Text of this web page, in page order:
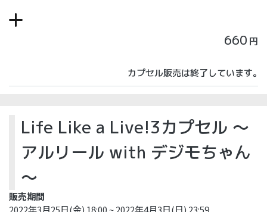
660 円
カプセル販売は終了しています。
Life Like a Live!3カプセル ～
アルリール with デジモちゃん
～
販売期間
2022年3月25日(金) 18:00 ~ 2022年4月3日(日) 23:59